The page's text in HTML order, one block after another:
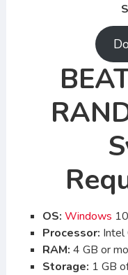
OS: Windows
Processor: Intel
RAM: 4 GB or
Storage: 1 GB